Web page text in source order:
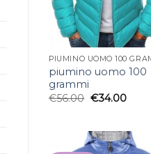
PIUMINO UOMO 100
piumino uomo 100
grammi
€56.00 €34.00